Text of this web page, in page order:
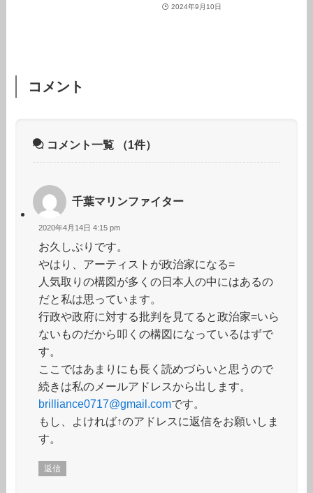
2024年9月10日
コメント
コメント一覧 （1件）
千葉マリンファイター
2020年4月14日 4:15 pm
お久しぶりです。
やはり、アーティストが政治家になる=
人気取りの構図が多くの日本人の中にはあるの
だと私は思っています。
行政や政府に対する批判を見てると政治家=いら
ないものだから叩くの構図になっているはずで
す。
ここではあまりにも長く読めづらいと思うので
続きは私のメールアドレスから出します。
brilliance0717@gmail.comです。
もし、よければ↑のアドレスに返信をお願いしま
す。
返信